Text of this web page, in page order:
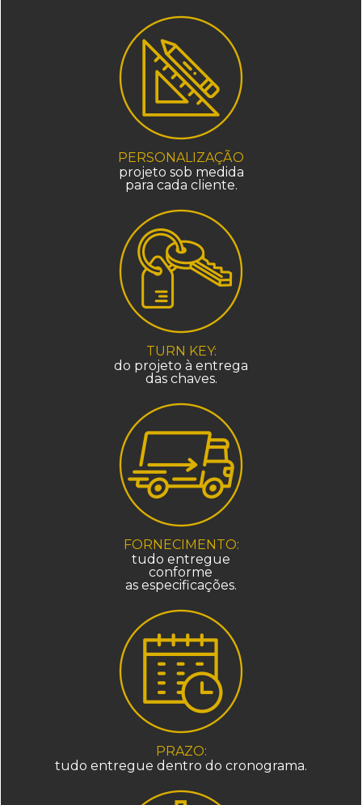
PERSONALIZAÇÃO
projeto sob medida
para cada cliente.
TURN KEY:
do projeto à entrega
das chaves.
FORNECIMENTO:
tudo entregue
conforme
as especificações.
PRAZO:
tudo entregue dentro do cronograma.